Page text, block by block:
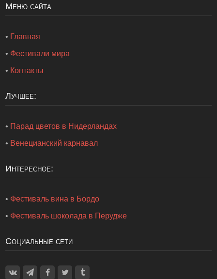
Меню сайта
• Главная
• Фестивали мира
• Контакты
Лучшее:
• Парад цветов в Нидерландах
• Венецианский карнавал
Интересное:
• Фестиваль вина в Бордо
• Фестиваль шоколада в Перудже
Социальные сети